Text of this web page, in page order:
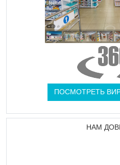
ПОСМОТРЕТЬ
НАМ